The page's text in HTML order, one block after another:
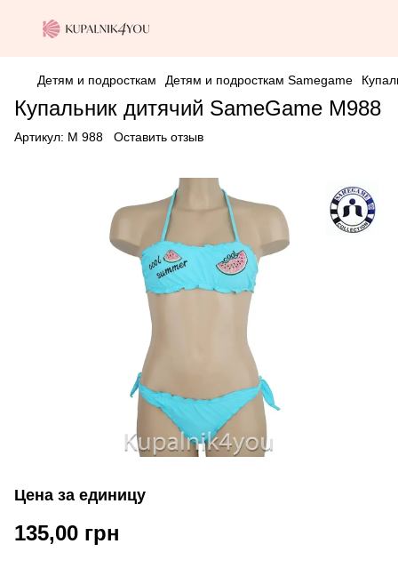
Детям и подросткам Детям и подросткам Samegame
Купальник дитячий SameGame M988
Артикул: M 988 Оставить отзыв
Цена за единицу
135,00 грн